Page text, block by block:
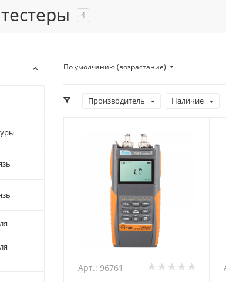
4
По умолчанию (возрастание)
Производитель Наличие
Арт.: 96761